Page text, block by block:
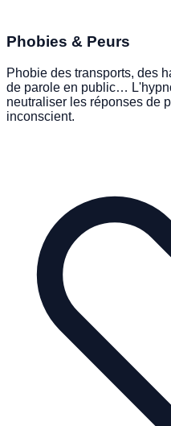
Phobies & Peurs
Phobie des transports, des
de parole en public…
neutraliser les réponses de
inconscient.